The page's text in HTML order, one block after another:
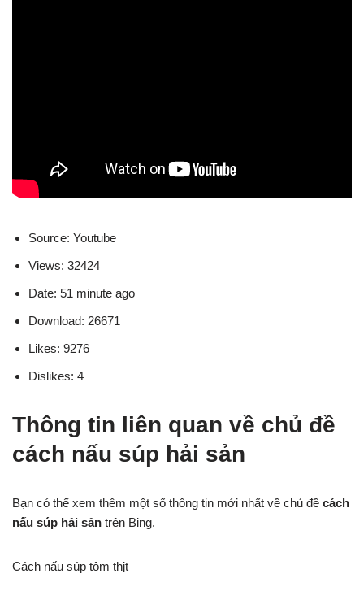
Source: Youtube
Views: 32424
Date: 51 minute ago
Download: 26671
Likes: 9276
Dislikes: 4
Thông tin liên quan về chủ đề
cách nấu súp hải sản
Bạn có thể xem thêm một số thông tin mới nhất về chủ đề cách
nấu súp hải sản trên Bing.
Cách nấu súp tôm thịt